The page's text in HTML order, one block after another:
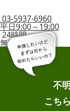
03-5937-6960
平日9:00～19:00
24時間
無料相談
不
こち